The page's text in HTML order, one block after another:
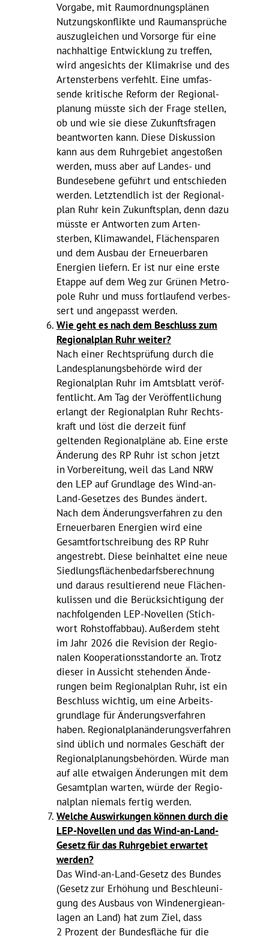
Vorgabe, mit Raum­ord­nungs­plänen
Nutzungs­kon­flikte und Raum­an­sprüche
auszu­glei­chen und Vorsorge für eine
nach­hal­tige Entwick­lung zu treffen,
wird ange­sichts der Klima­krise und des
Arten­ster­bens verfehlt. Eine umfas­
sende kriti­sche Reform der Regio­nal­
pla­nung müsste sich der Frage stellen,
ob und wie sie diese Zukunfts­fragen
beant­worten kann. Diese Diskus­sion
kann aus dem Ruhr­ge­biet ange­stoßen
werden, muss aber auf Landes- und
Bundes­ebene geführt und entschieden
werden. Letzt­end­lich ist der Regio­nal­
plan Ruhr kein Zukunfts­plan, denn dazu
müsste er Antworten zum Arten­
sterben, Klima­wandel, Flächen­sparen
und dem Ausbau der Erneu­er­baren
Ener­gien liefern. Er ist nur eine erste
Etappe auf dem Weg zur Grünen Metro­
pole Ruhr und muss fort­lau­fend verbes­
sert und ange­passt werden.
Wie geht es nach dem Beschluss zum
Regio­nal­plan Ruhr weiter?
Nach einer Rechts­prü­fung durch die
Landes­pla­nungs­be­hörde wird der
Regio­nal­plan Ruhr im Amts­blatt veröf­
fent­licht. Am Tag der Veröf­fent­li­chung
erlangt der Regio­nal­plan Ruhr Rechts­
kraft und löst die derzeit fünf
geltenden Regio­nal­pläne ab. Eine erste
Ände­rung des RP Ruhr ist schon jetzt
in Vorbe­rei­tung, weil das Land NRW
den LEP auf Grund­lage des Wind-an-
Land-Gesetzes des Bundes ändert.
Nach dem Ände­rungs­ver­fahren zu den
Erneu­er­baren Ener­gien wird eine
Gesamt­fort­schrei­bung des RP Ruhr
ange­strebt. Diese beinhaltet eine neue
Sied­lungs­flä­chen­be­darfs­be­rech­nung
und daraus resul­tie­rend neue Flächen­
ku­lissen und die Berück­sich­ti­gung der
nach­fol­genden LEP-Novellen (Stich­
wort Rohstoff­abbau). Außerdem steht
im Jahr 2026 die Revi­sion der Regio­
nalen Koope­ra­ti­ons­stand­orte an. Trotz
dieser in Aussicht stehenden Ände­
rungen beim Regio­nal­plan Ruhr, ist ein
Beschluss wichtig, um eine Arbeits­
grund­lage für Ände­rungs­ver­fahren
haben. Regio­nal­plan­än­de­rungs­ver­fahren
sind üblich und normales Geschäft der
Regio­nal­pla­nungs­be­hörden. Würde man
auf alle etwa­igen Ände­rungen mit dem
Gesamt­plan warten, würde der Regio­
nal­plan niemals fertig werden.
Welche Auswir­kungen können durch die
LEP-Novellen und das Wind-an-Land-
Gesetz für das Ruhr­ge­biet erwartet
werden?
Das Wind-an-Land-Gesetz des Bundes
(Gesetz zur Erhö­hung und Beschleu­ni­
gung des Ausbaus von Wind­ener­gie­an­
lagen an Land) hat zum Ziel, dass
2 Prozent der Bundes­fläche für die